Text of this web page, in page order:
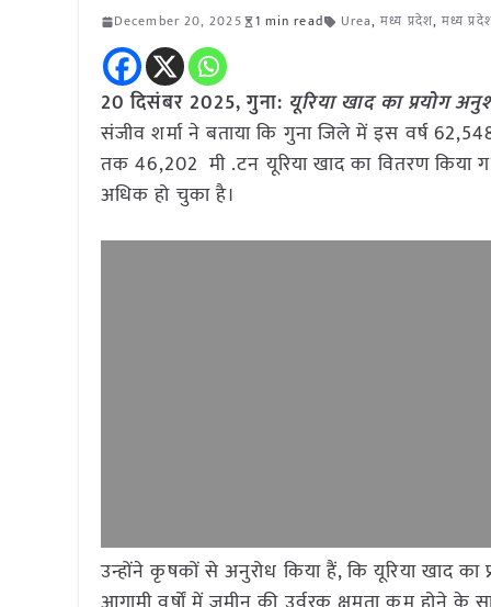
December 20, 2025 1 min read Urea,मध्य प्रदेश,मध्य
20 दिसंबर 2025,गुना: यूरिया खाद का प्रयोग
संजीव शर्मा ने बताया कि गुना जिले में इस वर्ष
तक 46,202 मी .टन यूरिया खाद का वितरण किया
अधिक हो चुका है।
उन्होंने कृषकों से अनुरोध किया हैं, कि यूरिया खाद का